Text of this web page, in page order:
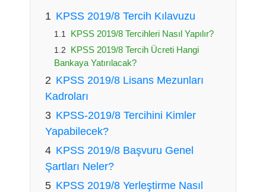
KPSS 2019/8 Tercih Kılavuzu
KPSS 2019/8 Tercihleri Nasıl Yapılır?
KPSS 2019/8 Tercih Ücreti Hangi
Bankaya Yatırılacak?
KPSS 2019/8 Lisans Mezunları
Kadroları
KPSS-2019/8 Tercihini Kimler
Yapabilecek?
KPSS 2019/8 Başvuru Genel
Şartları Neler?
KPSS 2019/8 Yerleştirme Nasıl